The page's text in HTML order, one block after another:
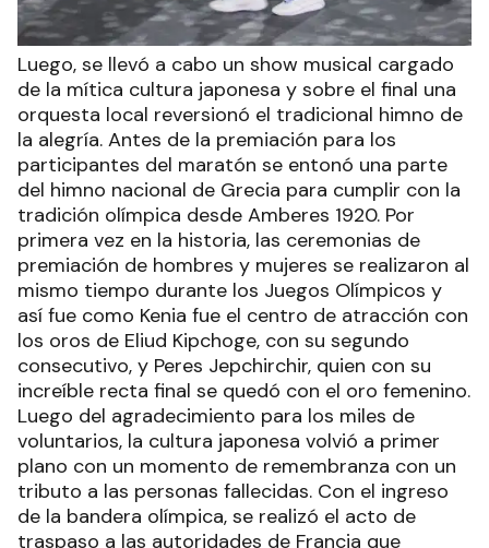
Luego, se llevó a cabo un show musical cargado
de la mítica cultura japonesa y sobre el final una
orquesta local reversionó el tradicional himno de
la alegría. Antes de la premiación para los
participantes del maratón se entonó una parte
del himno nacional de Grecia para cumplir con la
tradición olímpica desde Amberes 1920. Por
primera vez en la historia, las ceremonias de
premiación de hombres y mujeres se realizaron al
mismo tiempo durante los Juegos Olímpicos y
así fue como Kenia fue el centro de atracción con
los oros de Eliud Kipchoge, con su segundo
consecutivo, y Peres Jepchirchir, quien con su
increíble recta final se quedó con el oro femenino.
Luego del agradecimiento para los miles de
voluntarios, la cultura japonesa volvió a primer
plano con un momento de remembranza con un
tributo a las personas fallecidas. Con el ingreso
de la bandera olímpica, se realizó el acto de
traspaso a las autoridades de Francia que